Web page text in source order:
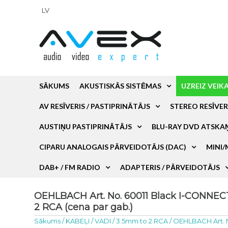
LV
SĀKUMS AKUSTISKĀS SISTĒMAS UZREIZ
AV RESĪVERIS / PASTIPRINĀTĀJS STEREO
AUSTIŅU PASTIPRINĀTĀJS BLU-RAY DVD
CIPARU ANALOGAIS PĀRVEIDOTĀJS (DAC) MINI/
DAB+ / FM RADIO ADAPTERIS / PĀRVEIDOTĀJS
OEHLBACH Art. No. 60011 Black I-
2 RCA (cena par gab.)
Sākums/KABEĻI / VADI /3.5mm to 2 RCA/OEHLBACH Art.